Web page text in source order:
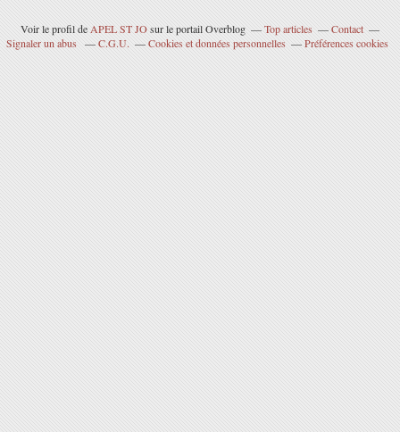
Voir le profil de APEL ST JOsur le portail Overblog Top articles
Contact
Signaler un abus
C.G.U. Cookies et données personnelles Préférences cookies